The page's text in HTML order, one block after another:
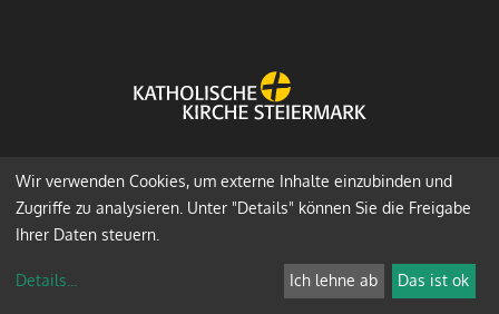
Wir verwenden Cookies, um externe Inhalte einzubinden und
Zugriffe zu analysieren. Unter "Details" können Sie die Freigabe
Ihrer Daten steuern.
Details... Ich lehne ab Das ist ok